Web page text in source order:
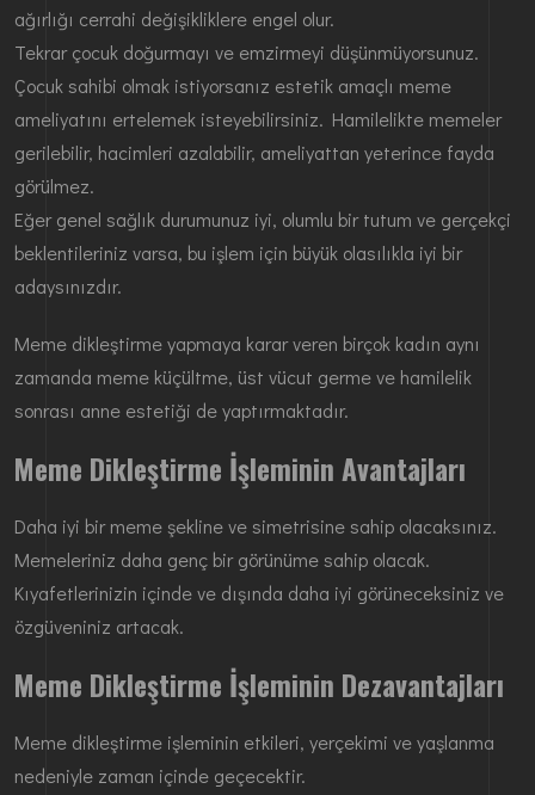
ağırlığı cerrahi değişikliklere engel olur.
Tekrar çocuk doğurmayı ve emzirmeyi düşünmüyorsunuz.
Çocuk sahibi olmak istiyorsanız estetik amaçlı meme
ameliyatını ertelemek isteyebilirsiniz. Hamilelikte memeler
gerilebilir, hacimleri azalabilir, ameliyattan yeterince fayda
görülmez.
Eğer genel sağlık durumunuz iyi, olumlu bir tutum ve gerçekçi
beklentileriniz varsa, bu işlem için büyük olasılıkla iyi bir
adaysınızdır.
Meme dikleştirme yapmaya karar veren birçok kadın aynı
zamanda meme küçültme, üst vücut germe ve hamilelik
sonrası anne estetiği de yaptırmaktadır.
Meme Dikleştirme İşleminin Avantajları
Daha iyi bir meme şekline ve simetrisine sahip olacaksınız.
Memeleriniz daha genç bir görünüme sahip olacak.
Kıyafetlerinizin içinde ve dışında daha iyi görüneceksiniz ve
özgüveniniz artacak.
Meme Dikleştirme İşleminin Dezavantajları
Meme dikleştirme işleminin etkileri, yerçekimi ve yaşlanma
nedeniyle zaman içinde geçecektir.